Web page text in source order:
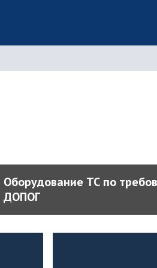
Оборудование ТС по
ДОПОГ